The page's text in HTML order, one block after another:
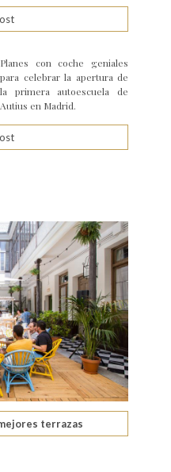
Planes con coche geniales
para celebrar la apertura de
la primera autoescuela de
Autius en Madrid.
terrazas